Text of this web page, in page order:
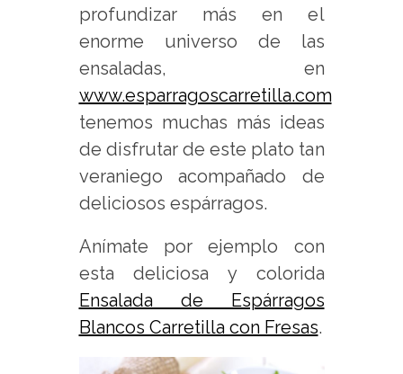
profundizar más en el
enorme universo de las
ensaladas, en
www.esparragoscarretilla.com
tenemos muchas más ideas
de disfrutar de este plato tan
veraniego acompañado de
deliciosos espárragos.
Anímate por ejemplo con
esta deliciosa y colorida
Ensalada de Espárragos
Blancos Carretilla con Fresas.